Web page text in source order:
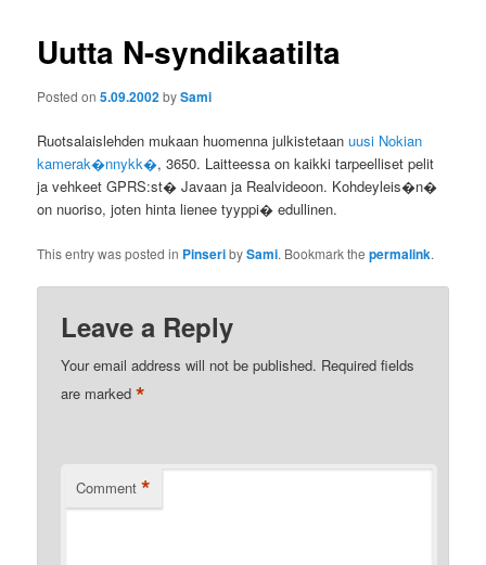
Uutta N-syndikaatilta
Posted on5.09.2002bySami
Ruotsalaislehden mukaan huomenna julkistetaanuusi Nokian
kamerak�nnykk�, 3650. Laitteessa on kaikki tarpeelliset pelit
ja vehkeet GPRS:st� Javaan ja Realvideoon. Kohdeyleis�n�
on nuoriso, joten hinta lienee tyyppi� edullinen.
This entry was posted in PinseribySami. Bookmark thepermalink.
Leave a Reply
Your email address will not be published. Required fields
are marked*
Comment *